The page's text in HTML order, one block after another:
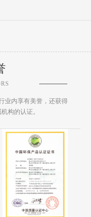
业内享有美誉，还获得
构的认证。